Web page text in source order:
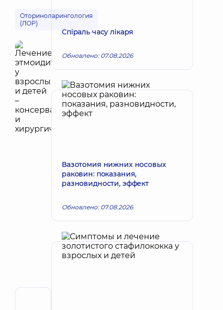
Оториноларингология
(ЛОР)
Спіраль часу лікаря
Обновлено: 07.08.2026
Вазотомия нижних носовых
раковин: показания,
разновидности, эффект
Обновлено: 07.08.2026